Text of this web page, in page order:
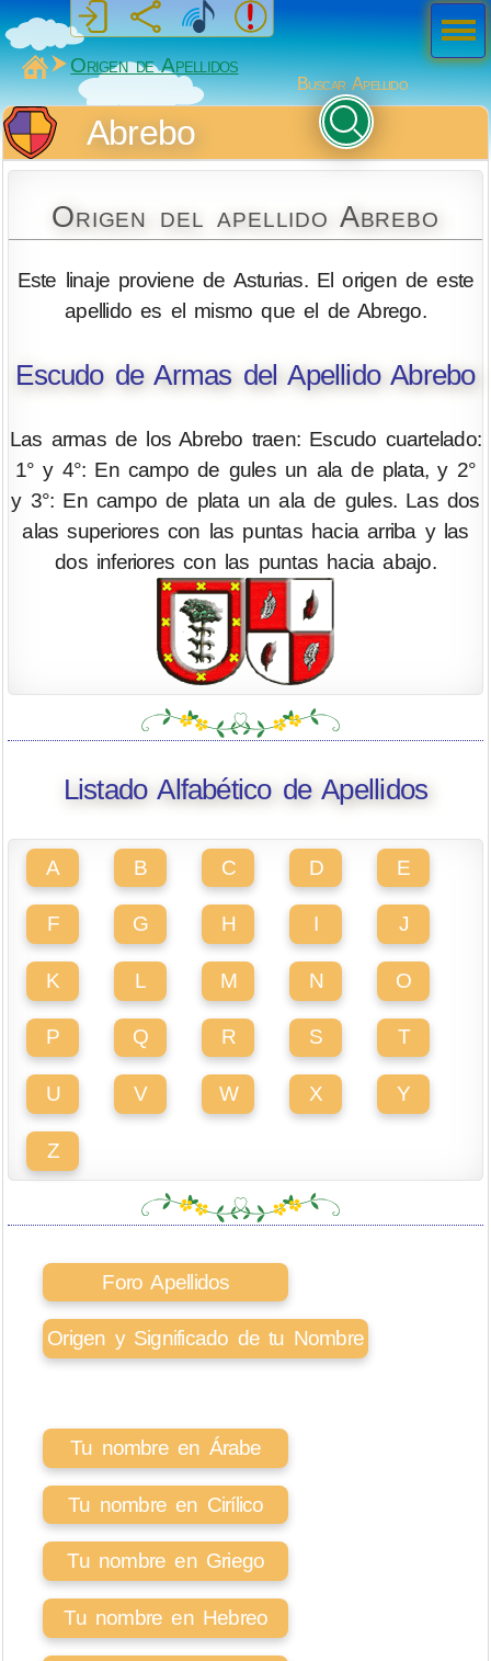
MiSabueso
Origen de Apellidos
Buscar Apellido
Abrebo
Origen del apellido Abrebo
Este linaje proviene de Asturias. El origen de este
apellido es el mismo que el de Abrego.
Escudo de Armas del Apellido Abrebo
Las armas de los Abrebo traen: Escudo cuartelado:
1° y 4°: En campo de gules un ala de plata, y 2°
y 3°: En campo de plata un ala de gules. Las dos
alas superiores con las puntas hacia arriba y las
dos inferiores con las puntas hacia abajo.
Listado Alfabético de Apellidos
A B C D E
F G H I J
K L M N O
P Q R S T
U V W X Y
Z
Foro Apellidos
Origen y Significado de tu Nombre
Tu nombre en Árabe
Tu nombre en Cirílico
Tu nombre en Griego
Tu nombre en Hebreo
Men
ú